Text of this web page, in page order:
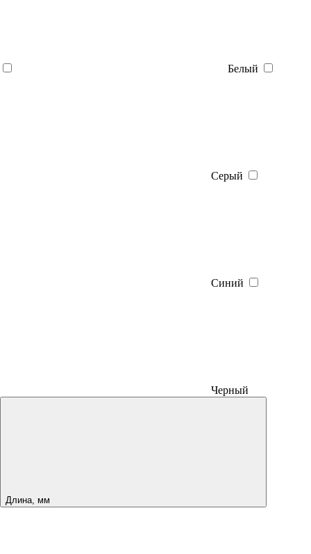
Белый
Серый
Синий
Черный
Длина, мм